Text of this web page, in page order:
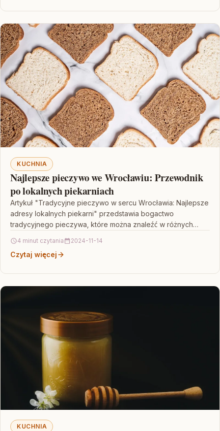
KUCHNIA
Najlepsze pieczywo we Wrocławiu: Przewodnik
po lokalnych piekarniach
Artykuł "Tradycyjne pieczywo w sercu Wrocławia: Najlepsze
adresy lokalnych piekarni" przedstawia bogactwo
tradycyjnego pieczywa, które można znaleźć w różnych
4 minut czytania 2024-11-14
Czytaj więcej
KUCHNIA